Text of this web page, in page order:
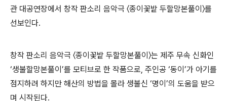
관 대공연장에서 창작 판소리 음악극 〈종이꽃밭 두할망본풀이 〉를
선보인다.
창작 판소리 음악극 〈종이꽃밭 두할망본풀이 〉는 제주 무속 신화인
‘생불할망본풀이 ’를 모티브로 한 작품으로, 주인공 ‘동이 ’가 아기를
점지하려 하지만 해산의 방법을 몰라 생불신 ‘명이 ’의 도움을 받으
며 시작된다.